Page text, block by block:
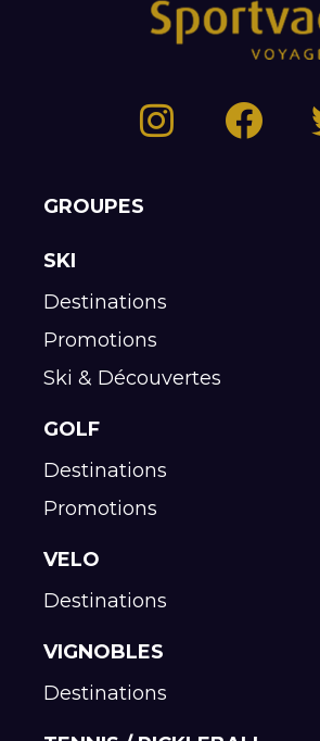
GROUPES
SKI
Destinations
Promotions
Ski & Découvertes
GOLF
Destinations
Promotions
VELO
Destinations
VIGNOBLES
Destinations